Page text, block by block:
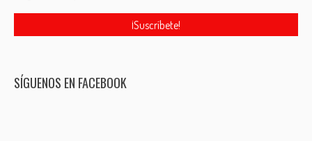
SÍGUENOS EN FACEBOOK